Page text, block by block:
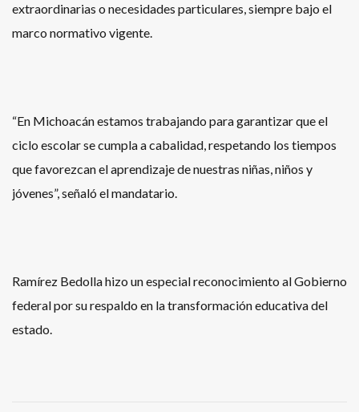
extraordinarias o necesidades particulares, siempre bajo el
marco normativo vigente.
“En Michoacán estamos trabajando para garantizar que el
ciclo escolar se cumpla a cabalidad, respetando los tiempos
que favorezcan el aprendizaje de nuestras niñas, niños y
jóvenes”, señaló el mandatario.
Ramírez Bedolla hizo un especial reconocimiento al Gobierno
federal por su respaldo en la transformación educativa del
estado.